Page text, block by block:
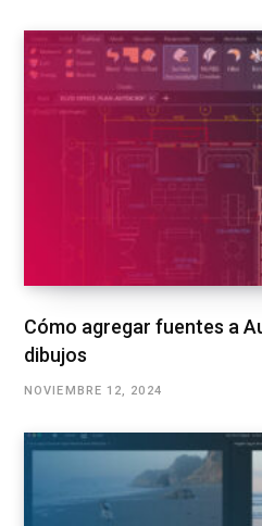
Cómo agregar fuentes a
dibujos
NOVIEMBRE 12, 2024